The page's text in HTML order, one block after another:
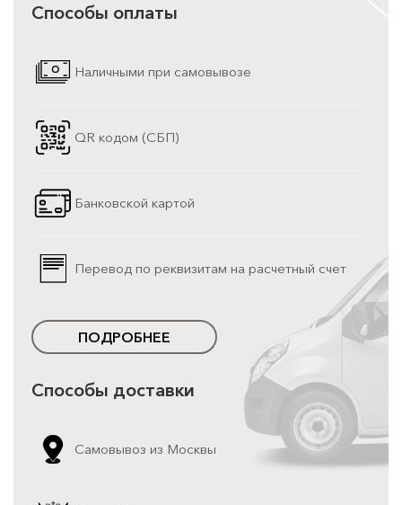
Способы оплаты
Наличными при самовывозе
QR кодом (СБП)
Банковской картой
Перевод по реквизитам на расчетный счет
ПОДРОБНЕЕ
Способы доставки
Самовывоз из Москвы